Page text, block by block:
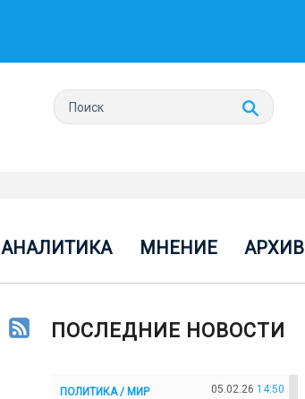
АНАЛИТИКА МНЕНИЕ АРХИВ
ПОСЛЕДНИЕ НОВОСТИ
ПОЛИТИКА / МИР 05.02.26 14:50